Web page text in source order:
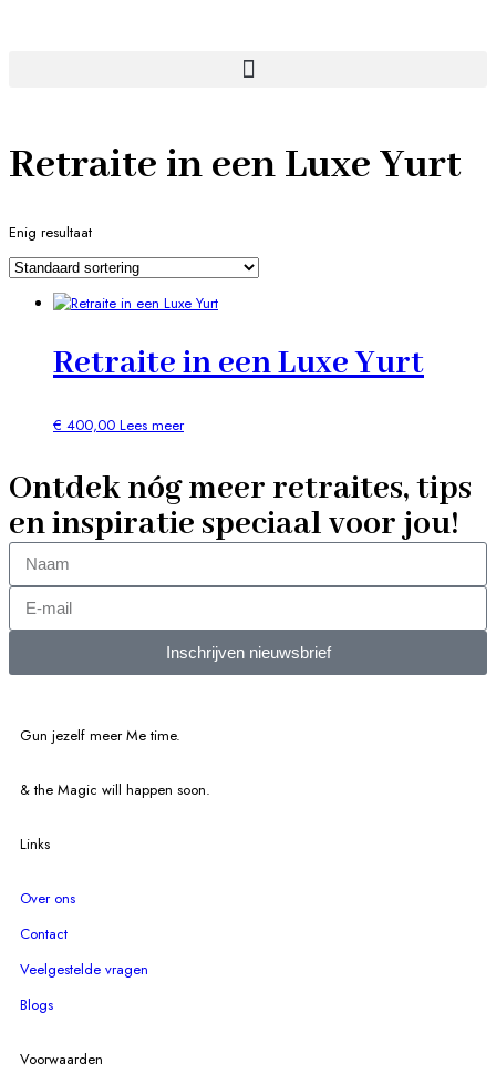
Retraite in een Luxe Yurt
Enig resultaat
Retraite in een Luxe Yurt
€ 400,00 Lees meer
Ontdek nóg meer retraites, tips
en inspiratie speciaal voor jou!
Inschrijven nieuwsbrief
Gun jezelf meer Me time.​
& the Magic will happen soon.
Links
Over ons
Contact
Veelgestelde vragen
Blogs
Voorwaarden